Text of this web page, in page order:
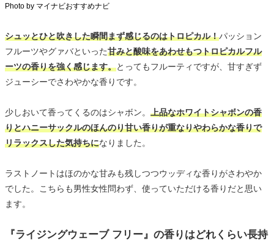
Photo by マイナビおすすめナビ
シュッとひと吹きした瞬間まず感じるのはトロピカル！パッション
フルーツやグァバといった甘みと酸味をあわせもつトロピカルフル
ーツの香りを強く感じます。とってもフルーティですが、甘すぎず
ジューシーでさわやかな香りです。
少しおいて香ってくるのはシャボン。 上品なホワイトシャボンの香
りとハニーサックルのほんのり甘い香りが重なりやわらかな香りで
リラックスした気持ちになりました。
ラストノートはほのかな甘みも残しつつウッディな香りがさわやか
でした。こちらも男性女性問わず、使っていただける香りだと思い
ます。
『ライジングウェーブ フリー』の香りはどれくらい長持